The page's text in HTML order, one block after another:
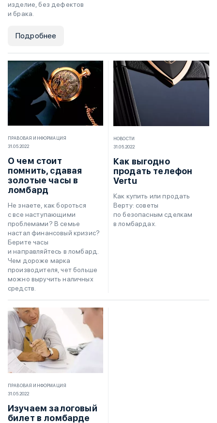
изделие, без дефектов
и брака.
Подробнее
ПРАВОВАЯ ИНФОРМАЦИЯ
31.05.2022
О чем стоит
помнить, сдавая
золотые часы в
ломбард
Не знаете, как бороться
с все наступающими
проблемами? В семье
настал финансовый кризис?
Берите часы
и направляйтесь в ломбард.
Чем дороже марка
производителя, чет больше
можно выручить наличных
средств.
НОВОСТИ
31.05.2022
Как выгодно
продать телефон
Vertu
Как купить или продать
Верту: советы
по безопасным сделкам
в ломбардах.
ПРАВОВАЯ ИНФОРМАЦИЯ
31.05.2022
Изучаем залоговый
билет в ломбарде